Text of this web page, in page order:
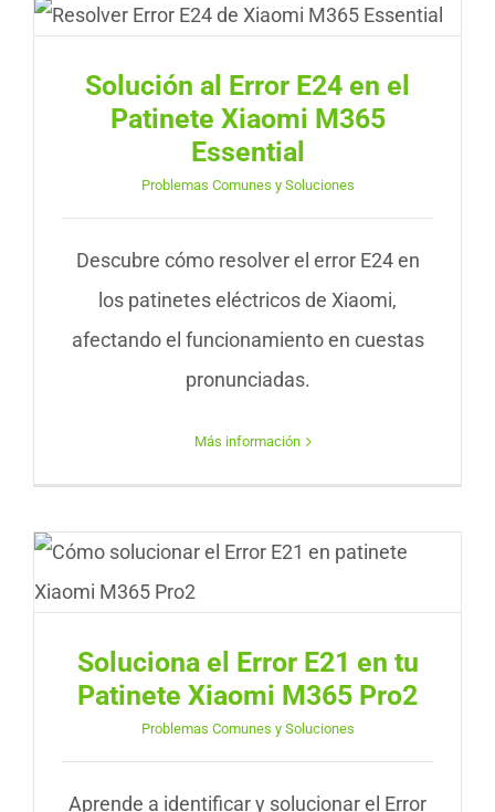
Solución al Error E24 en el
Patinete Xiaomi M365
Essential
Problemas Comunes y Soluciones
Descubre cómo resolver el error E24 en
los patinetes eléctricos de Xiaomi,
afectando el funcionamiento en cuestas
pronunciadas.
Más información
Soluciona el Error E21 en tu
Patinete Xiaomi M365 Pro2
Problemas Comunes y Soluciones
Aprende a identificar y solucionar el Error